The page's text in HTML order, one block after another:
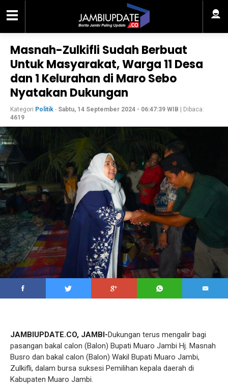
Masnah-Zulkifli Sudah Berbuat
Untuk Masyarakat, Warga 11 Desa
dan 1 Kelurahan di Maro Sebo
Nyatakan Dukungan
Kategori Politik - Sabtu, 14 September 2024 - 06:47:39 WIB | Dibaca:
4619
JAMBIUPDATE.CO, JAMBI-Dukungan terus mengalir bagi
pasangan bakal calon (Balon) Bupati Muaro Jambi Hj. Masnah
Busro dan bakal calon (Balon) Wakil Bupati Muaro Jambi,
Zulkifli, dalam bursa suksesi Pemilihan kepala daerah di
Kabupaten Muaro Jambi.